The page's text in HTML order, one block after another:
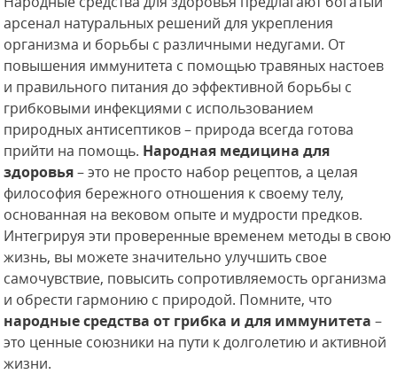
арсенал натуральных решений для укрепления
организма и борьбы с различными недугами. От
повышения иммунитета с помощью травяных настоев
и правильного питания до эффективной борьбы с
грибковыми инфекциями с использованием
природных антисептиков – природа всегда готова
прийти на помощь. Народная медицина для
здоровья– это не просто набор рецептов, а целая
философия бережного отношения к своему телу,
основанная на вековом опыте и мудрости предков.
Интегрируя эти проверенные временем методы в свою
жизнь, вы можете значительно улучшить свое
самочувствие, повысить сопротивляемость организма
и обрести гармонию с природой. Помните, что
народные средства от грибка и для иммунитета –
это ценные союзники на пути к долголетию и активной
жизни.